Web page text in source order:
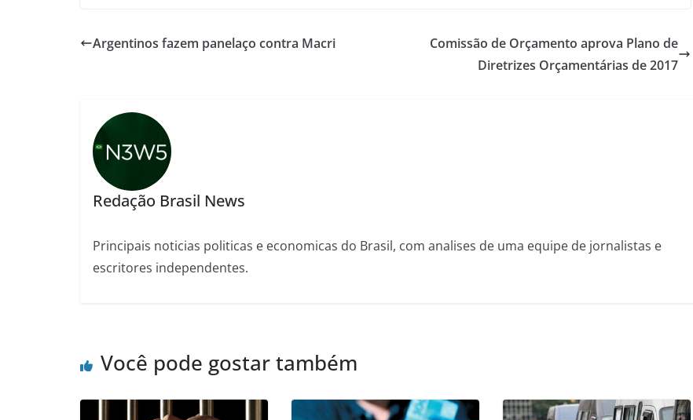
Argentinos fazem panelaço contra Macri
Comissão de Orçamento aprova Plano de
Diretrizes Orçamentárias de 2017
Redação Brasil News
Principais noticias politicas e economicas do Brasil, com analises de uma equipe de jornalistas e
escritores independentes.
Você pode gostar também